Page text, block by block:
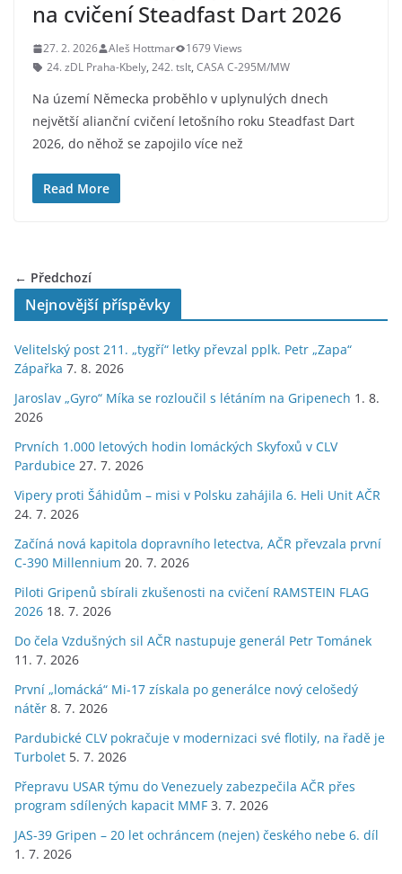
na cvičení Steadfast Dart 2026
27. 2. 2026 Aleš Hottmar
1679 Views
24. zDL Praha-Kbely, 242. tslt, CASA C-295M/MW
Na území Německa proběhlo v uplynulých dnech
největší alianční cvičení letošního roku Steadfast Dart
2026, do něhož se zapojilo více než
Read More
← Předchozí
Nejnovější příspěvky
Velitelský post 211. „tygří“ letky převzal pplk. Petr „Zapa“
Zápařka 7. 8. 2026
Jaroslav „Gyro“ Míka se rozloučil s létáním na Gripenech 1. 8.
2026
Prvních 1.000 letových hodin lomáckých Skyfoxů v CLV
Pardubice 27. 7. 2026
Vipery proti Šáhidům – misi v Polsku zahájila 6. Heli Unit AČR
24. 7. 2026
Začíná nová kapitola dopravního letectva, AČR převzala první
C-390 Millennium 20. 7. 2026
Piloti Gripenů sbírali zkušenosti na cvičení RAMSTEIN FLAG
2026 18. 7. 2026
Do čela Vzdušných sil AČR nastupuje generál Petr Tománek
11. 7. 2026
První „lomácká“ Mi-17 získala po generálce nový celošedý
nátěr 8. 7. 2026
Pardubické CLV pokračuje v modernizaci své flotily, na řadě je
Turbolet 5. 7. 2026
Přepravu USAR týmu do Venezuely zabezpečila AČR přes
program sdílených kapacit MMF 3. 7. 2026
JAS-39 Gripen – 20 let ochráncem (nejen) českého nebe 6. díl
1. 7. 2026